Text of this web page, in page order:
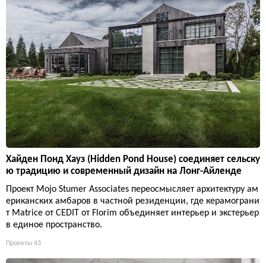
Хайден Понд Хауз (Hidden Pond House) соединяет сельску
ю традицию и современный дизайн на Лонг-Айленде
Проект Mojo Stumer Associates переосмысляет архитектуру ам
ериканских амбаров в частной резиденции, где керамограни
т Matrice от CEDIT от Florim объединяет интерьер и экстерьер
в единое пространство.
Проекты 43